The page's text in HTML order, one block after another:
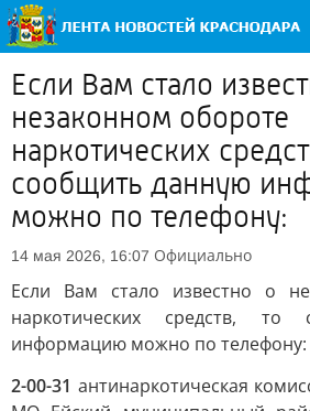
Если Вам стало
незаконном обороте
наркотических
сообщить данную
можно по телефону:
14 мая 2026, 16:07 Официально
Если Вам стало известно о
наркотических средств, то
информацию можно по телефону:
2-00-31 антинаркотическая